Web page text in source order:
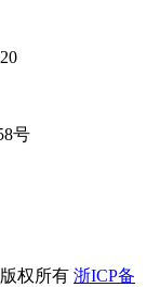
号
权所有 浙ICP备